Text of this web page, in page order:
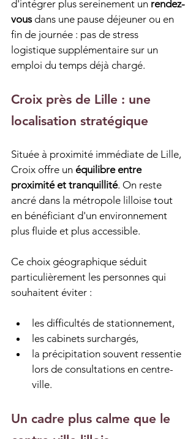
d'intégrer plus sereinement un rendez-
vous dans une pause déjeuner ou en
fin de journée : pas de stress
logistique supplémentaire sur un
emploi du temps déjà chargé.
Croix près de Lille : une
localisation stratégique
Située à proximité immédiate de Lille,
Croix offre un équilibre entre
proximité et tranquillité. On reste
ancré dans la métropole lilloise tout
en bénéficiant d'un environnement
plus fluide et plus accessible.
Ce choix géographique séduit
particulièrement les personnes qui
souhaitent éviter :
les difficultés de stationnement,
les cabinets surchargés,
la précipitation souvent ressentie
lors de consultations en centre-
ville.
Un cadre plus calme que le